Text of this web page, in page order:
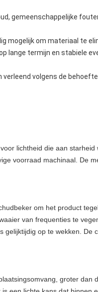
gemeenschappelijke
mogelijk om materiaal te
lange termijn en stabiele
volgens de
lichtheid die aan starheid
voorraad machinaal. De
om het product
van frequenties te
gelijktijdig op te wekken. De
groter dan